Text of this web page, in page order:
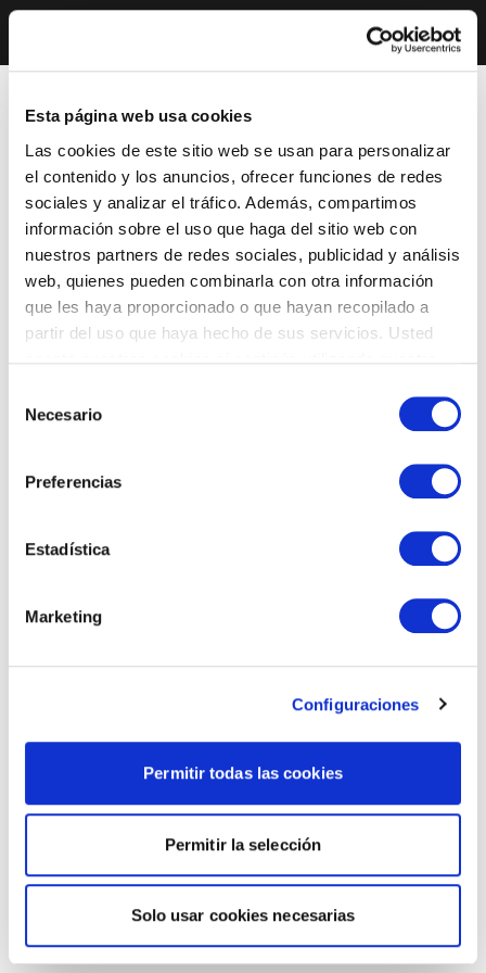
Esta página web usa cookies
Las cookies de este sitio web se usan para personalizar
el contenido y los anuncios, ofrecer funciones de redes
sociales y analizar el tráfico. Además, compartimos
información sobre el uso que haga del sitio web con
nuestros partners de redes sociales, publicidad y análisis
web, quienes pueden combinarla con otra información
que les haya proporcionado o que hayan recopilado a
partir del uso que haya hecho de sus servicios. Usted
Necesario
Preferencias
Estadística
Marketing
Configuraciones
Permitir todas las cookies
Permitir la selección
Solo usar cookies necesarias